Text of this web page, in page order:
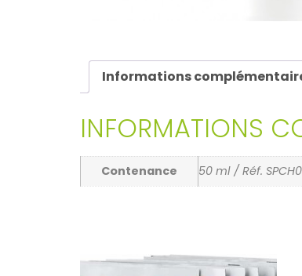
Informations
INFORMATIONS
Contenance 50 ml / Réf.